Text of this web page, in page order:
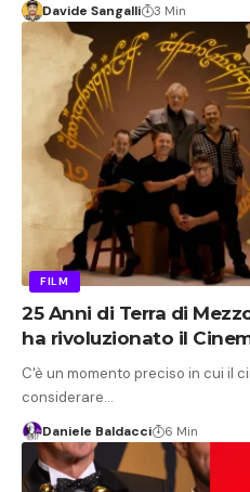
Davide Sangalli 3 Min
FILM
25 Anni di Terra di
ha rivoluzionato il
C'è un momento preciso in cui il
considerare…
Daniele Baldacci 6 Min